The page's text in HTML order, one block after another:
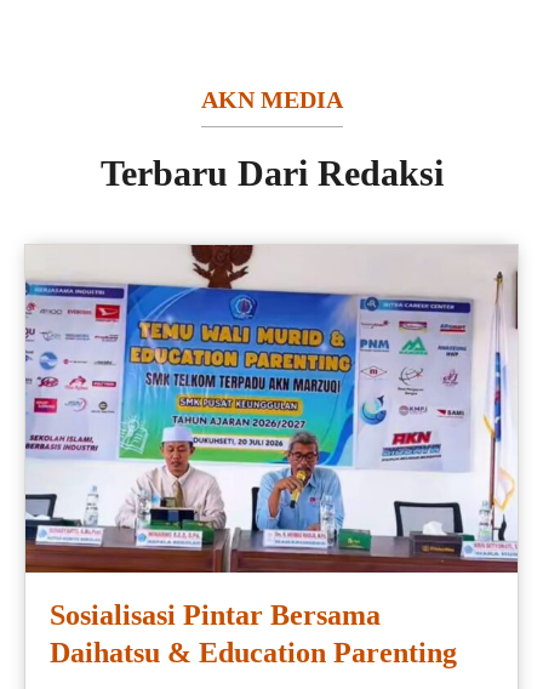
AKN MEDIA
Terbaru Dari Redaksi
Sosialisasi Pintar Bersama
Daihatsu & Education Parenting